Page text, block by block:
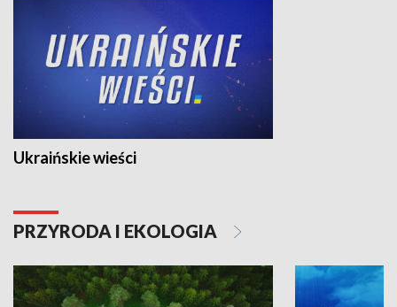
Ukraińskie wieści
PRZYRODA I EKOLOGIA